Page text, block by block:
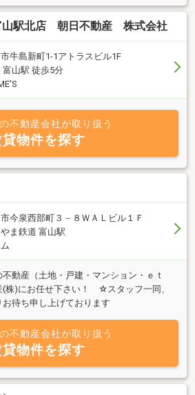
山駅北店 朝日不動産 株式会社
牛島新町1-1アトラスビル1F
山駅 徒歩5分
不動産会社が取り扱う
物件を探す
今泉西部町３－８ＷＡＬビル１Ｆ
ま鉄道 富山駅
動産（土地・戸建・マンション・ｅｔ
(株)にお任せ下さい！ ☆スタッフ一同、
待ち申し上げております
不動産会社が取り扱う
物件を探す